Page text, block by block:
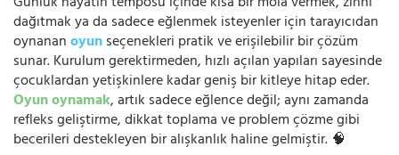
dağıtmak ya da sadece eğlenmek isteyenler için tarayıcıdan
oynananoyunseçenekleri pratik ve erişilebilir bir çözüm
sunar. Kurulum gerektirmeden, hızlı açılan yapıları sayesinde
çocuklardan yetişkinlere kadar geniş bir kitleye hitap eder.
Oyun oynamak, artık sadece eğlence değil; aynı zamanda
refleks geliştirme, dikkat toplama ve problem çözme gibi
becerileri destekleyen bir alışkanlık haline gelmiştir. 🧠